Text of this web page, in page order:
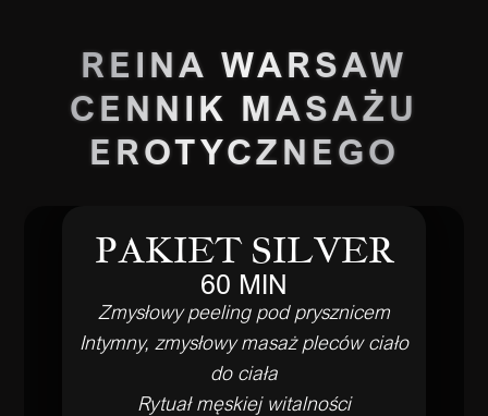
REINA WARSAW
CENNIK MASAŻU
EROTYCZNEGO
PAKIET SILVER
60 MIN
Zmysłowy peeling pod prysznicem
Intymny, zmysłowy masaż pleców ciało
do ciała
Rytuał męskiej witalności